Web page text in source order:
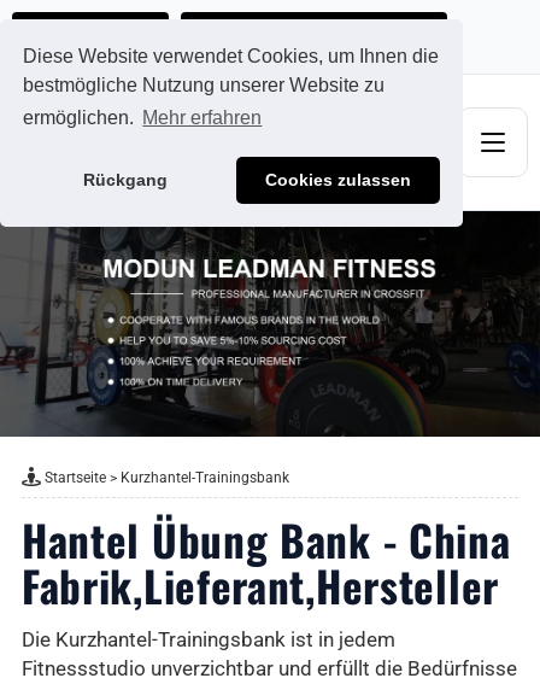
Diese Website verwendet Cookies, um Ihnen die
bestmögliche Nutzung unserer Website zu
ermöglichen. Mehr erfahren
Rückgang Cookies zulassen
Startseite> Kurzhantel-Trainingsbank
Hantel Übung Bank - China
Fabrik,Lieferant,Hersteller
Die Kurzhantel-Trainingsbank ist in jedem
Fitnessstudio unverzichtbar und erfüllt die Bedürfnisse